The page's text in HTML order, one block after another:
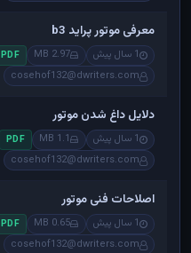
معرفی موتور پراید b3
1 سال پیش 2.97 MB
PDF
cosehof132@dwriters.com
دلایل داغ شدن موتور
1 سال پیش 1.1 MB
PDF
cosehof132@dwriters.com
اصلاحات فنی موتور
1 سال پیش 0.65 MB
PDF
cosehof132@dwriters.com